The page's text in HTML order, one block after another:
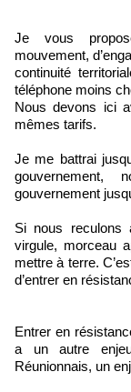
Je vous
mouvement,
continuité
téléphone moins
Nous devons ici
mêmes tarifs.
Je me battrai
gouvernement
Si nous reculons
virgule, morceau
mettre à terre.
d’entrer en
Entrer en
a un autre
Réunionnais, un